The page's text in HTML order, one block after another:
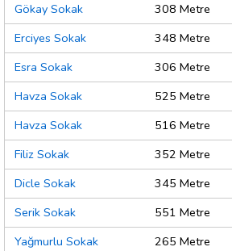
Gökay Sokak
308 Metre
Erciyes Sokak
348 Metre
Esra Sokak
306 Metre
Havza Sokak
525 Metre
Havza Sokak
516 Metre
Filiz Sokak
352 Metre
Dicle Sokak
345 Metre
Serik Sokak
551 Metre
Yağmurlu Sokak
265 Metre